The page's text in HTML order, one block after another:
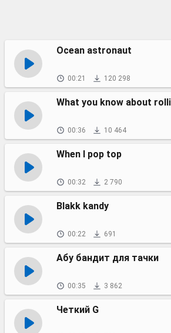
Ocean astronaut
00:21 120 298
00:36 10 464
When I pop top
00:32 2 790
Blakk kandy
00:22 691
Абу бандит для тачки
00:35 3 862
Четкий G